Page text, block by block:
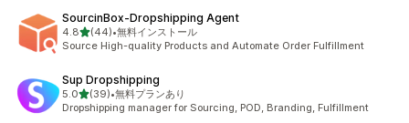
SourcinBox‑Dropshipping Agent
4.85つ星中
(44)
合計レビュー数：44件
•無料インストール
Source High-quality Products and Automate Order Fulfillment
Sup Dropshipping
5.05つ星中
(39)
合計レビュー数：39件
•無料プランあり
Dropshipping manager for Sourcing, POD, Branding, Fulfillment